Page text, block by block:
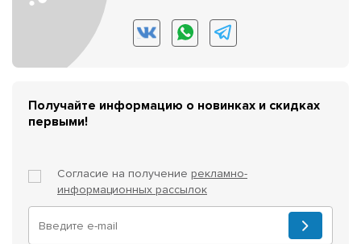
Получайте информацию о новинках и скидках
первыми!
Согласие на получение рекламно-
информационных рассылок